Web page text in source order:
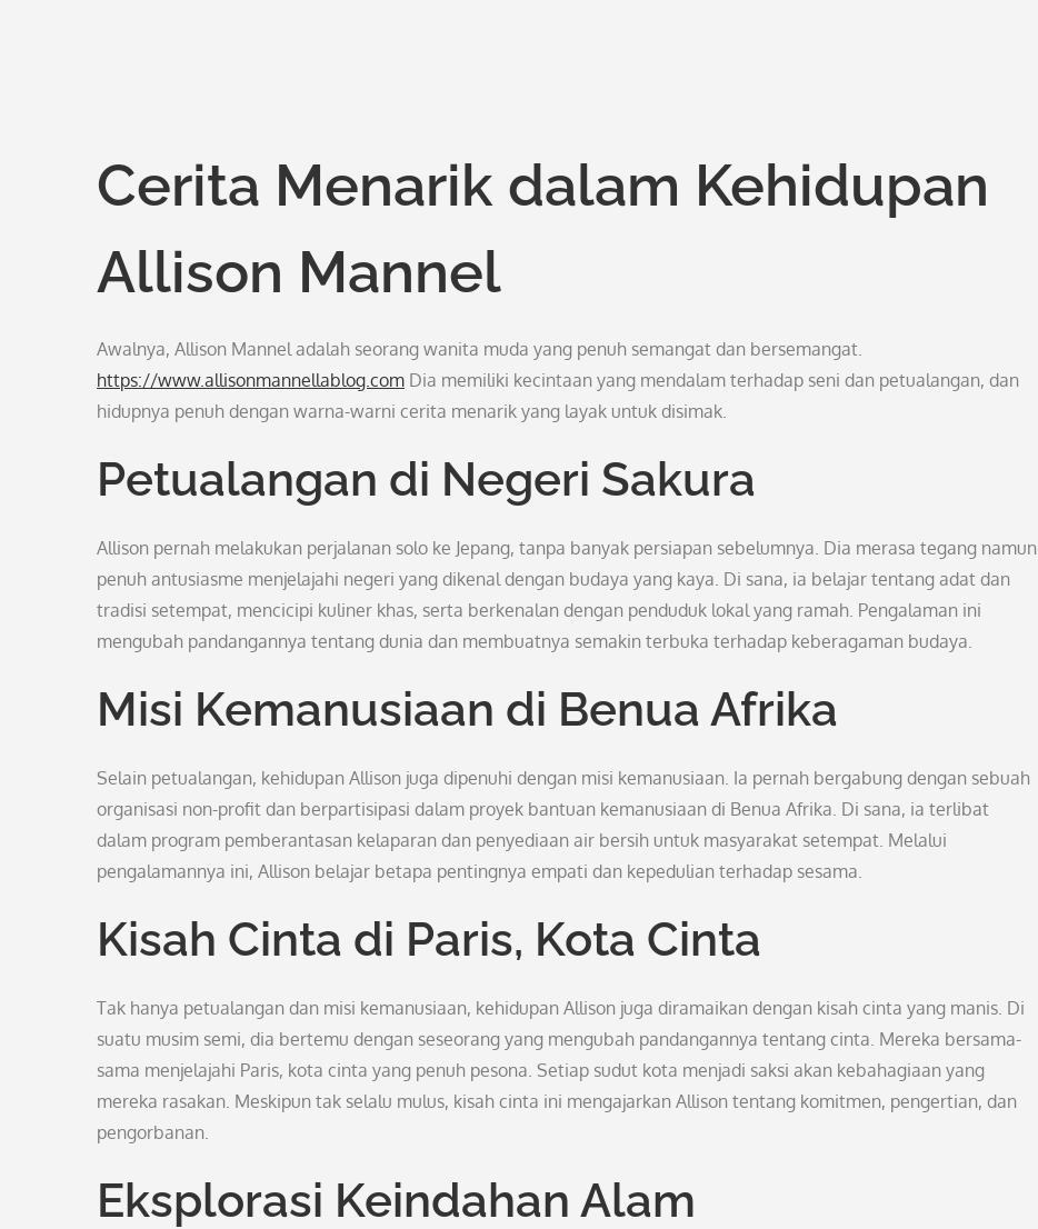
Cerita Menarik dalam Kehidupan
Allison Mannel
Awalnya, Allison Mannel adalah seorang wanita muda yang penuh semangat dan bersemangat.
https://www.allisonmannellablog.com Dia memiliki kecintaan yang mendalam terhadap seni dan petualangan, dan
hidupnya penuh dengan warna-warni cerita menarik yang layak untuk disimak.
Petualangan di Negeri Sakura
Allison pernah melakukan perjalanan solo ke Jepang, tanpa banyak persiapan sebelumnya. Dia merasa tegang namun
penuh antusiasme menjelajahi negeri yang dikenal dengan budaya yang kaya. Di sana, ia belajar tentang adat dan
tradisi setempat, mencicipi kuliner khas, serta berkenalan dengan penduduk lokal yang ramah. Pengalaman ini
mengubah pandangannya tentang dunia dan membuatnya semakin terbuka terhadap keberagaman budaya.
Misi Kemanusiaan di Benua Afrika
Selain petualangan, kehidupan Allison juga dipenuhi dengan misi kemanusiaan. Ia pernah bergabung dengan sebuah
organisasi non-profit dan berpartisipasi dalam proyek bantuan kemanusiaan di Benua Afrika. Di sana, ia terlibat
dalam program pemberantasan kelaparan dan penyediaan air bersih untuk masyarakat setempat. Melalui
pengalamannya ini, Allison belajar betapa pentingnya empati dan kepedulian terhadap sesama.
Kisah Cinta di Paris, Kota Cinta
Tak hanya petualangan dan misi kemanusiaan, kehidupan Allison juga diramaikan dengan kisah cinta yang manis. Di
suatu musim semi, dia bertemu dengan seseorang yang mengubah pandangannya tentang cinta. Mereka bersama-
sama menjelajahi Paris, kota cinta yang penuh pesona. Setiap sudut kota menjadi saksi akan kebahagiaan yang
mereka rasakan. Meskipun tak selalu mulus, kisah cinta ini mengajarkan Allison tentang komitmen, pengertian, dan
pengorbanan.
Eksplorasi Keindahan Alam